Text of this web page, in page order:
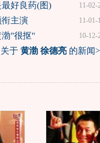
11-02-
好良药(图)
11-01-
衔主演
10-12-
渤"很抠"
于 黄渤 徐德亮的新闻